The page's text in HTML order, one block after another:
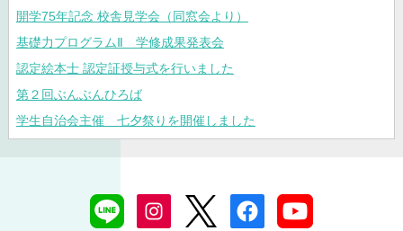
開学75年記念 校舎見学会（同窓会より）
基礎力プログラムⅡ 学修成果発表会
認定絵本士 認定証授与式を行いました
第２回ぶんぶんひろば
学生自治会主催 七夕祭りを開催しました